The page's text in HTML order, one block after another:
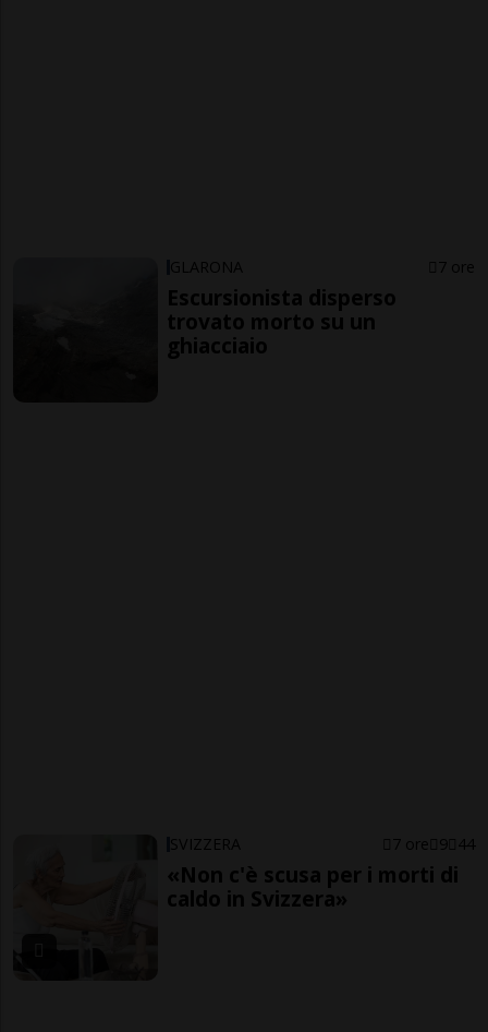
GLARONA 7 ore
Escursionista disperso
trovato morto su un
ghiacciaio
SVIZZERA 7 ore 9 44
«Non c'è scusa per i morti di
caldo in Svizzera»